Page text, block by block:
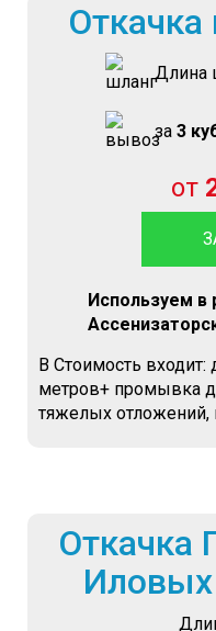
Откачка
Длина
за 3
от
Используем в
В Стоимость
метров+ промывка
тяжелых отложений,
Откачка